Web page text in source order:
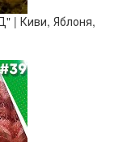
Киви, Яблоня,